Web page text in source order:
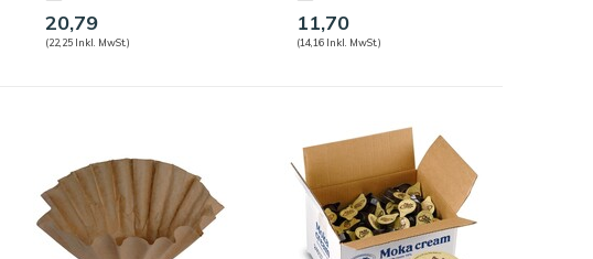
20,79
(22,25 Inkl. MwSt.)
11,70
(14,16 Inkl. MwSt.)